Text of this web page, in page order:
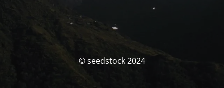
© seedstock 2024